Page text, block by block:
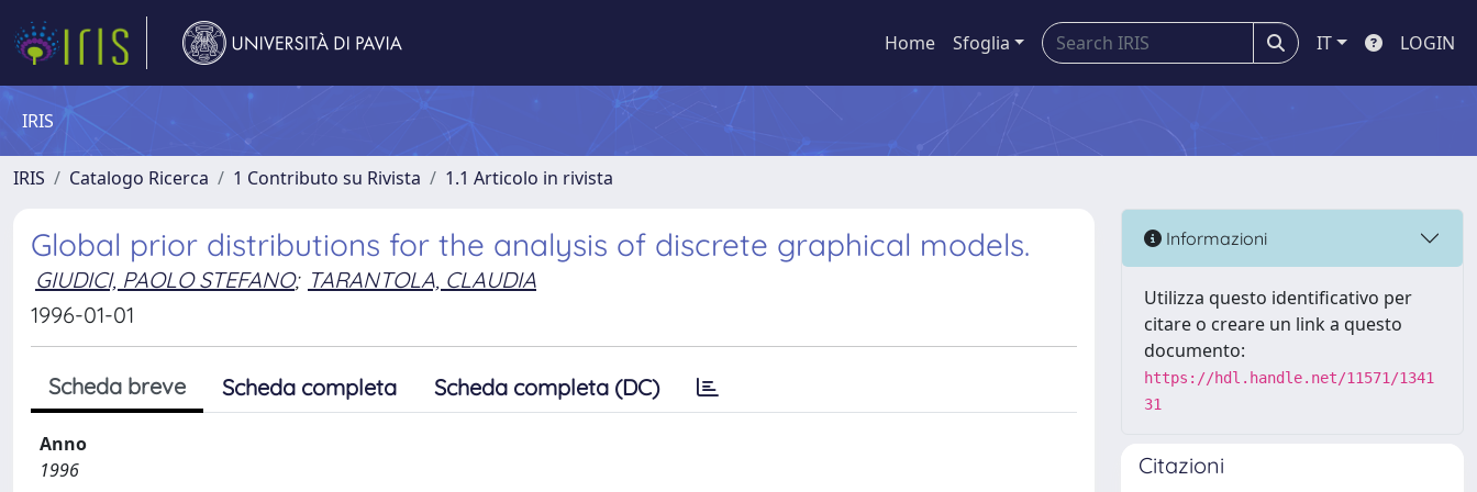
Home Sfoglia IT LOGIN
IRIS
IRIS Catalogo Ricerca 1 Contributo su Rivista 1.1 Articolo in rivista
Global prior distributions for the analysis of discrete graphical models.
GIUDICI, PAOLO STEFANO; TARANTOLA, CLAUDIA
1996-01-01
Scheda breve Scheda completa Scheda completa (DC)
Anno
1996
Informazioni
Utilizza questo identificativo per
citare o creare un link a questo
documento:
https://hdl.handle.net/11571/1341
31
Citazioni